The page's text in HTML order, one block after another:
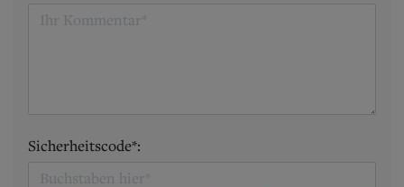
Sicherheitscode*: